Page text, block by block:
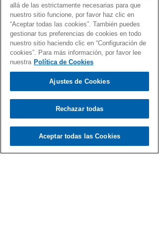
Vídeos y canciones para acabar con el
a base de sonrisas
allá de las estrictamente necesarias para que
nuestro sitio funcione, por favor haz clic en
“Aceptar todas las cookies”. También puedes
gestionar tus preferencias de cookies en todo
nuestro sitio haciendo clic en “Configuración de
cookies”. Para más información, por favor lee
nuestra Política de Cookies
Ajustes de Cookies
Rechazar todas
Aceptar todas las Cookies